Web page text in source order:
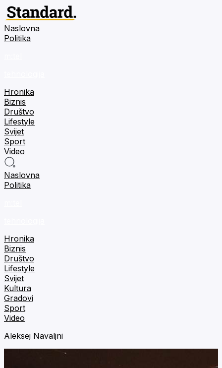
Naslovna
Politika
Hronika
Biznis
Društvo
Lifestyle
Svijet
Sport
Video
Naslovna
Politika
Hronika
Biznis
Društvo
Lifestyle
Svijet
Kultura
Gradovi
Sport
Video
Aleksej Navaljni